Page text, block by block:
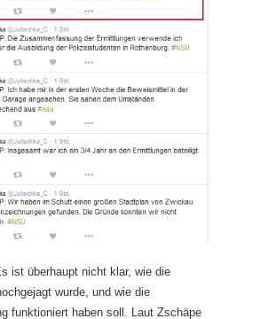
ist überhaupt nicht klar, wie die
wurde, und wie die
funktioniert haben soll. Laut Zschäpe